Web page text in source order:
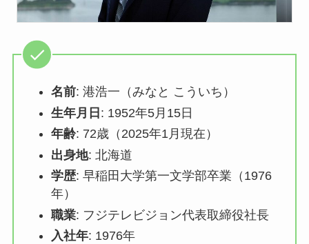
名前: 港浩一（みなと こういち）
生年月日 : 1952年5月15日
年齢: 72歳（2025年1月現在）
出身地: 北海道
学歴: 早稲田大学第一文学部卒業（1976
年）
職業: フジテレビジョン代表取締役社長
入社年: 1976年